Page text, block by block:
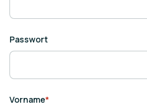
Passwort
Vorname*